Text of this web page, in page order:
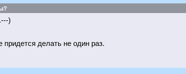
)
делать не один раз.